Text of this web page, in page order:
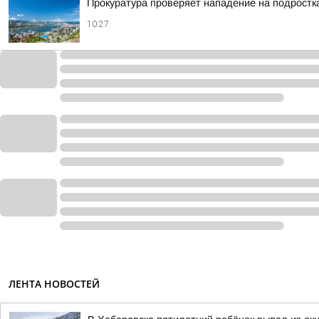
Прокуратура проверяет нападение на
10:27
ЛЕНТА НОВОСТЕЙ